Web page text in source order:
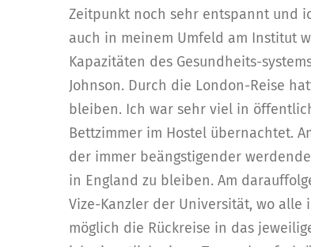
Zeitpunkt noch sehr entspannt und
auch in meinem Umfeld am Institut
Kapazitäten des Gesundheits-
Johnson. Durch die London-Reise
bleiben. Ich war sehr viel in
Bettzimmer im Hostel übernachtet.
der immer beängstigender
in England zu bleiben. Am
Vize-Kanzler der Universität, wo
möglich die Rückreise in das